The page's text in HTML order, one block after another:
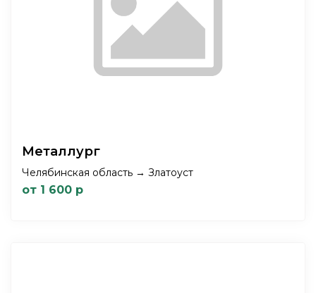
Металлург
Челябинская область → Златоуст
от 1 600 р